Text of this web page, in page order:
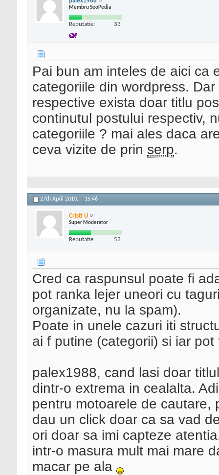
Membru SeoPedia
Reputatie: 33
Pai bun am inteles de aici ca
categoriile din wordpress.
respective exista doar titlu
continutul postului respectiv,
categoriile ? mai ales daca
ceva vizite de prin serp.
27th April 2010, 15:46
Cristi U
Super Moderator
Reputatie: 53
Cred ca raspunsul poate fi
pot ranka lejer uneori cu
organizate, nu la spam).
Poate in unele cazuri iti
ai f putine (categorii) si iar
palex1988, cand lasi doar
dintr-o extrema in cealalta.
pentru motoarele de cautare,
dau un click doar ca sa vad
ori doar sa imi capteze
intr-o masura mult mai mare
macar pe ala